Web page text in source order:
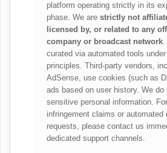
platform operating strictly in its
phase. We are strictly not
licensed by, or related to any
company or broadcast network.
curated via automated tools
principles. Third-party vendors,
AdSense, use cookies (such as
ads based on user history. We do
sensitive personal information.
infringement claims or automated
requests, please contact us
dedicated support channels.